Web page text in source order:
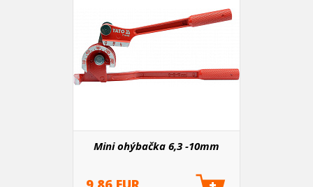
Mini ohýbačka 6,3 -10mm